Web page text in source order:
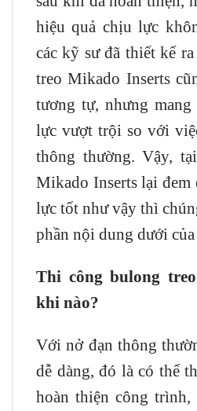
hiệu quả chịu lực
các kỹ sư đã thiết kế
treo Mikado Inserts
tương tự, nhưng
lực vượt trội so với
thông thường. Vậy,
Mikado Inserts lại đem
lực tốt như vậy thì
phần nội dung dưới
Thi công bulong
khi nào?
Với nở đạn thông
dễ dàng, đó là có thể
hoàn thiện công trình,